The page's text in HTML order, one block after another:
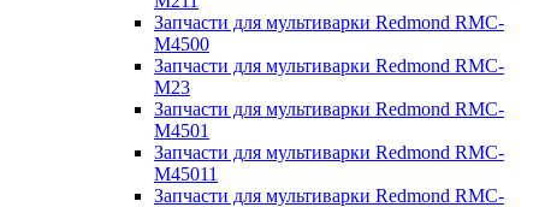
Запчасти для мультиварки Redmond RMC-
M4500
Запчасти для мультиварки Redmond RMC-
M23
Запчасти для мультиварки Redmond RMC-
M4501
Запчасти для мультиварки Redmond RMC-
M45011
Запчасти для мультиварки Redmond RMC-